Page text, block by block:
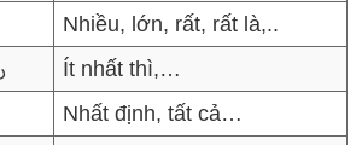
Nhiều, lớn, rất, rất là,..
Ít nhất thì,…
Nhất định, tất cả…